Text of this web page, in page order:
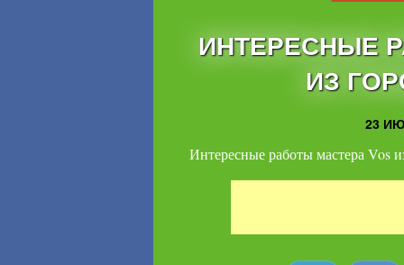
ИНТЕРЕСНЫЕ
ИЗ
23
Интересные работы мастера Vos